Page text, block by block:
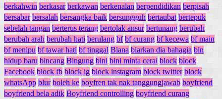
berkahwin berkasar berkawan berkenalan berpendidikan berpisah
bersabar bersalah bersangka baik bersungguh bertaubat bertepuk
sebelah tangan berterus terang bertolak ansur bertunang berubah
berubah arah berubah hati berulang bf bf curang bf kecewa bf main
bf menipu bf tawar hati bf tinggal Biana biarkan dia bahagia bin
hidup baru bincang Bingung bini bini minta cerai block block
Facebook block fb block ig block instagram block twitter block
whatsApp blur boleh ke boyfren tak nak tanggungjawab boyfriend
boyfriend bela adik Boyfriend controlling boyfriend curang